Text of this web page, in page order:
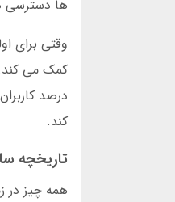
ها دسترسی
کند.
تاریخچه سان ست